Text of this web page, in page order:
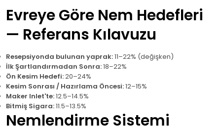
Evreye Göre Nem Hedefleri
— Referans Kılavuzu
Resepsiyonda bulunan yaprak:11–22% (değişken)
İlk Şartlandırmadan Sonra:18–22%
Ön Kesim Hedefi:20–24%
Kesim Sonrası / Hazırlama Öncesi:12–15%
Maker Inlet'te:12.5–14.5%
Bitmiş Sigara:11.5–13.5%
Nemlendirme Sistemi